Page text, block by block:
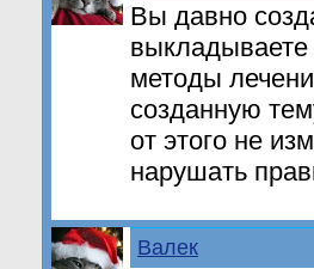
Вы давно
методы
созданную
от этого не
нарушать
Валек